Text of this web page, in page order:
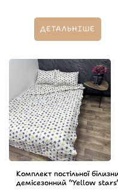
ДЕТАЛЬНІШЕ
Комплект постільної
демісезонний “Yellow